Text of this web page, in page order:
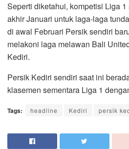
Seperti diketahui, kompetisi Liga
akhir Januari untuk laga-laga
di awal Februari Persik sendiri
melakoni laga melawan Bali
Kediri.
Persik Kediri sendiri saat ini
klasemen sementara Liga 1
Tags: headline Kediri persik